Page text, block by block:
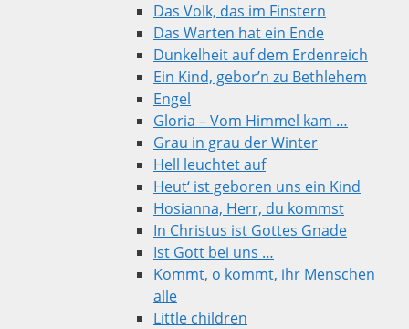
Das Volk, das im Finstern
Das Warten hat ein Ende
Dunkelheit auf dem Erdenreich
Ein Kind, gebor’n zu Bethlehem
Engel
Gloria – Vom Himmel kam …
Grau in grau der Winter
Hell leuchtet auf
Heut‘ ist geboren uns ein Kind
Hosianna, Herr, du kommst
In Christus ist Gottes Gnade
Ist Gott bei uns …
Kommt, o kommt, ihr Menschen
alle
Little children